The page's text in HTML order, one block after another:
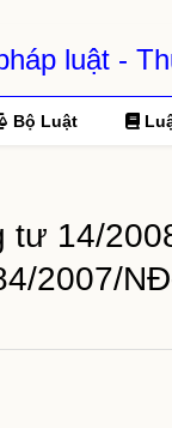
luật -
Bộ Luật
tư 14/
2007/